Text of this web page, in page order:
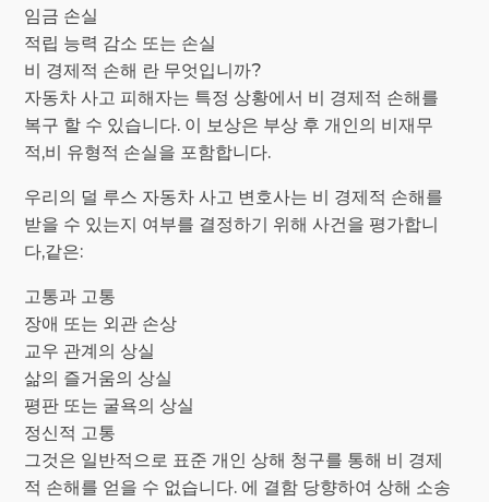
임금 손실
적립 능력 감소 또는 손실
비 경제적 손해 란 무엇입니까?
자동차 사고 피해자는 특정 상황에서 비 경제적 손해를
복구 할 수 있습니다. 이 보상은 부상 후 개인의 비재무
적,비 유형적 손실을 포함합니다.
우리의 덜 루스 자동차 사고 변호사는 비 경제적 손해를
받을 수 있는지 여부를 결정하기 위해 사건을 평가합니
다,같은:
고통과 고통
장애 또는 외관 손상
교우 관계의 상실
삶의 즐거움의 상실
평판 또는 굴욕의 상실
정신적 고통
그것은 일반적으로 표준 개인 상해 청구를 통해 비 경제
적 손해를 얻을 수 없습니다. 에 결함 당향하여 상해 소송